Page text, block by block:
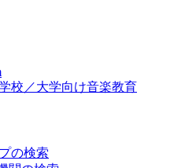
校／大学向け音楽教育
の検索